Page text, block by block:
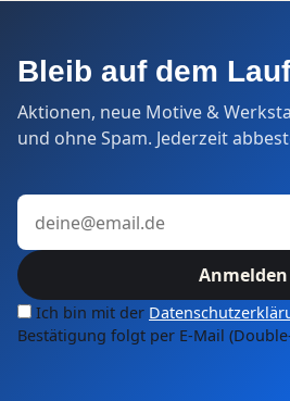
Bleib auf dem
Aktionen, neue Motive &
und ohne Spam. Jederzeit
E-Mail-Adresse
Anmelden
Ich bin mit der
Bestätigung folgt per E-Mail